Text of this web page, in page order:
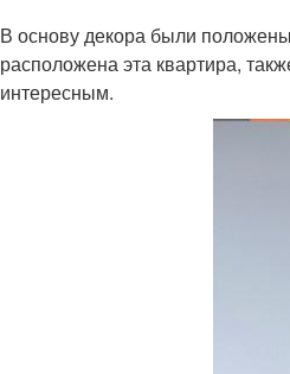
В основу декора были
расположена эта квартира,
интересным.